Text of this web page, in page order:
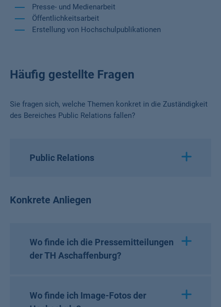
Presse- und Medienarbeit
Öffentlichkeitsarbeit
Erstellung von Hochschulpublikationen
Häufig gestellte Fragen
Sie fragen sich, welche Themen konkret in die Zuständigkeit
des Bereiches Public Relations fallen?
Public Relations
Konkrete Anliegen
Wo finde ich die Pressemitteilungen
der TH Aschaffenburg?
Wo finde ich Image-Fotos der